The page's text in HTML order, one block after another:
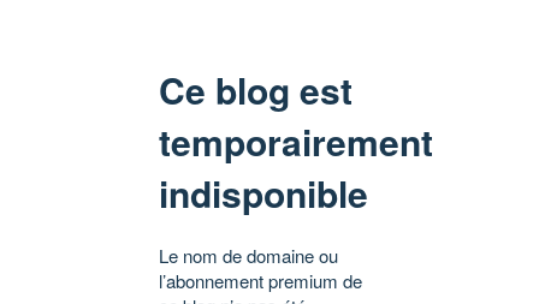
Ce blog est
temporairement
indisponible
Le nom de domaine ou
l’abonnement premium de